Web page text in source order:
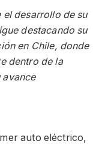
el desarrollo de su
destacando su
en Chile, donde
dentro de la
auto eléctrico,